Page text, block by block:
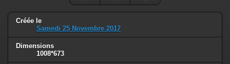
Créée le
Samedi 25 Novembre 2017
Dimensions
1008*673